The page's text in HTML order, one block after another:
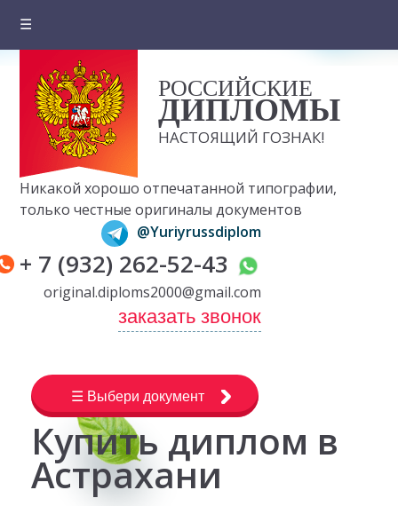
☰
О компании
Цены на документы
Вопросы и ответы
Отзывы клиентов
Оплата и доставка
Контакты
РОССИЙСКИЕ
ДИПЛОМЫ
НАСТОЯЩИЙ ГОЗНАК!
Никакой хорошо отпечатанной типографии,
только честные оригиналы документов
@Yuriyrussdiplom
+ 7 (932) 262-52-43
original.diploms2000@gmail.com
заказать звонок
☰ Выбери документ
Купить диплом в
Астрахани